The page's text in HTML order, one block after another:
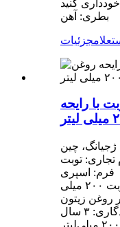
بطری: آهن
جزئیات
با رایحه
چین
تجاری: توبت
فرم: اسپری
مورد: اسپری براق کننده روغن توبت ۲۰۰ میلی
روغن زیتون
۳ سال